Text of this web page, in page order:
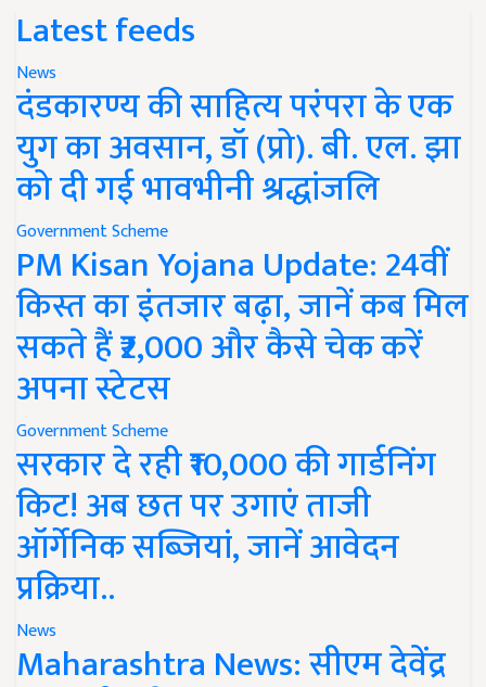
Latest feeds
News
दंडकारण्य की साहित्य परंपरा के एक
युग का अवसान, डॉ (प्रो). बी. एल. झा
को दी गई भावभीनी श्रद्धांजलि
Government Scheme
PM Kisan Yojana Update: 24वीं
किस्त का इंतजार बढ़ा, जानें कब मिल
सकते हैं ₹2,000 और कैसे चेक करें
अपना स्टेटस
Government Scheme
सरकार दे रही ₹10,000 की गार्डनिंग
किट! अब छत पर उगाएं ताजी
ऑर्गेनिक सब्जियां, जानें आवेदन
प्रक्रिया..
News
Maharashtra News: सीएम देवेंद्र